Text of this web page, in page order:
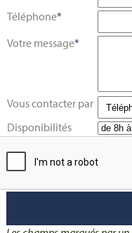
Téléphone*
Votre message*
Vous contacter par
Disponibilités